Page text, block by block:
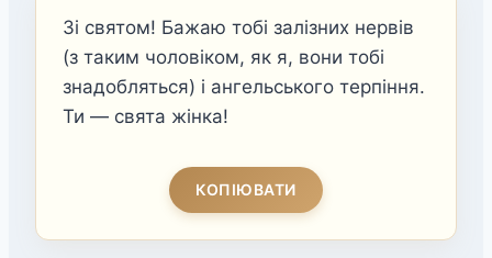
Зі святом! Бажаю тобі залізних нервів
(з таким чоловіком, як я, вони тобі
знадобляться) і ангельського терпіння.
Ти — свята жінка!
КОПІЮВАТИ